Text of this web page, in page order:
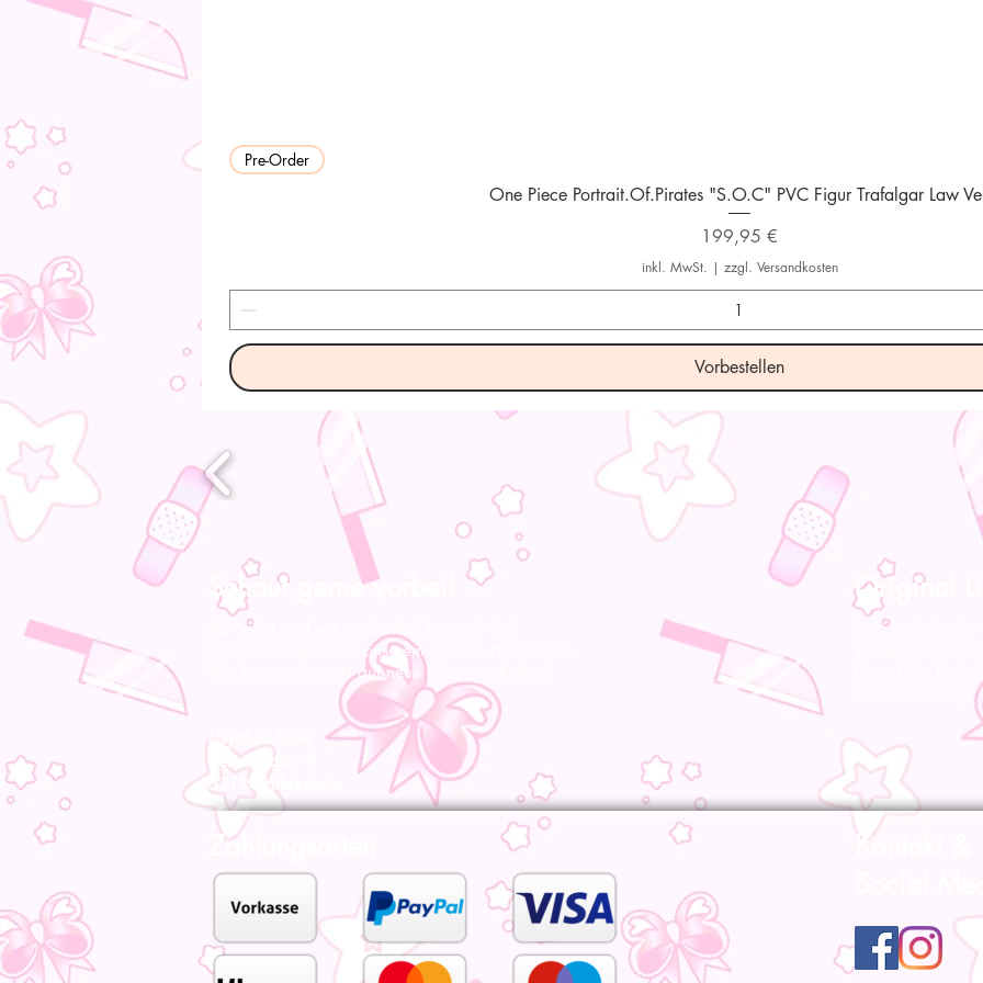
Pre-Order
One Piece Portrait.Of.Pirates "S.O.C" PVC Figur Trafalgar Law
Preis
199,95 €
inkl. MwSt. | zzgl. Versandkosten
Vorbestellen
Schaut gerne vorbei!
Ab Sofort sind wir auch Lokal für euch da!
Besucht uns gerne in unserem Store in Hildesheim,
Wir freuen uns stets auf neue Bekanntschaften!
Original
Bei uns findet
Bootleg/
Uns ist die
MiyoBoo Store
Bernwardstr. 9
31134 Hildesheim
Zahlungsarten
Kontakt &
Social